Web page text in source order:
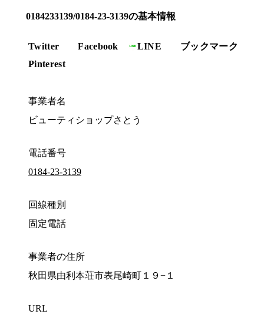
0184233139/0184-23-3139の基本情報
Twitter Facebook LINE
ブックマーク
Pinterest
事業者名
ビューティショップさとう
電話番号
0184-23-3139
回線種別
固定電話
事業者の住所
秋田県由利本荘市表尾崎町１９−１
URL